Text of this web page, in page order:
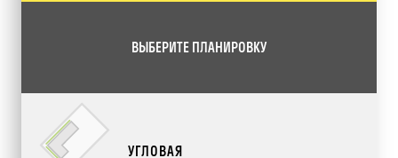
ВЫБЕРИТЕ ПЛАНИРОВКУ
УГЛОВАЯ